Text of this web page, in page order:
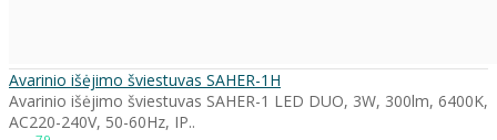
Avarinio išėjimo šviestuvas SAHER-1H
Avarinio išėjimo šviestuvas SAHER-1 LED DUO, 3W, 300lm, 6400K,
AC220-240V, 50-60Hz, IP..